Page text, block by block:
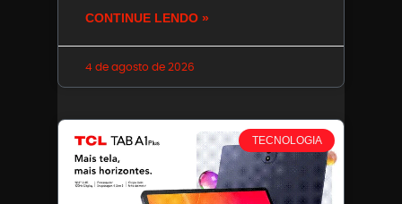
CONTINUE LENDO »
4 de agosto de 2026
TECNOLOGIA